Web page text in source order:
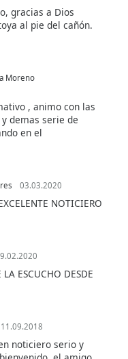
gracias a Dios
al pie del cañón.
Moreno
, animo con las
demas serie de
en el
03.03.2020
NOTICIERO
LA ESCUCHO DESDE
11.09.2018
noticiero serio y